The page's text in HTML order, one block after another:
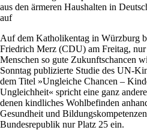
aus den ärmeren Haushalten in
auf
Auf dem Katholikentag in Würzburg
Friedrich Merz (CDU) am Freitag,
Menschen so gute Zukunftschancen
Sonntag publizierte Studie des UN-
dem Titel »Ungleiche Chancen –
Ungleichheit« spricht eine ganz
denen kindliches Wohlbefinden
Gesundheit und
Bundesrepublik nur Platz 25 ein.